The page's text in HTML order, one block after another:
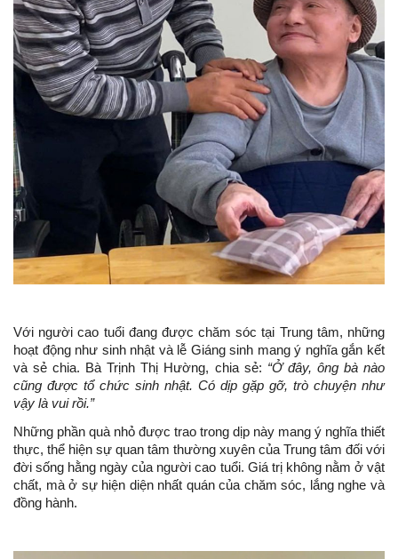
Với người cao tuổi đang được chăm sóc tại Trung tâm, những
hoạt động như sinh nhật và lễ Giáng sinh mang ý nghĩa gắn kết
và sẻ chia. Bà Trịnh Thị Hường, chia sẻ: “Ở đây, ông bà nào
cũng được tổ chức sinh nhật. Có dịp gặp gỡ, trò chuyện như
vậy là vui rồi.”
Những phần quà nhỏ được trao trong dịp này mang ý nghĩa thiết
thực, thể hiện sự quan tâm thường xuyên của Trung tâm đối với
đời sống hằng ngày của người cao tuổi. Giá trị không nằm ở vật
chất, mà ở sự hiện diện nhất quán của chăm sóc, lắng nghe và
đồng hành.